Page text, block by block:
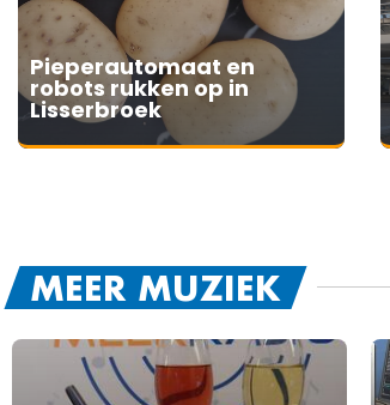
Pieperautomaat en
robots rukken op in
Lisserbroek
MEER MUZIEK